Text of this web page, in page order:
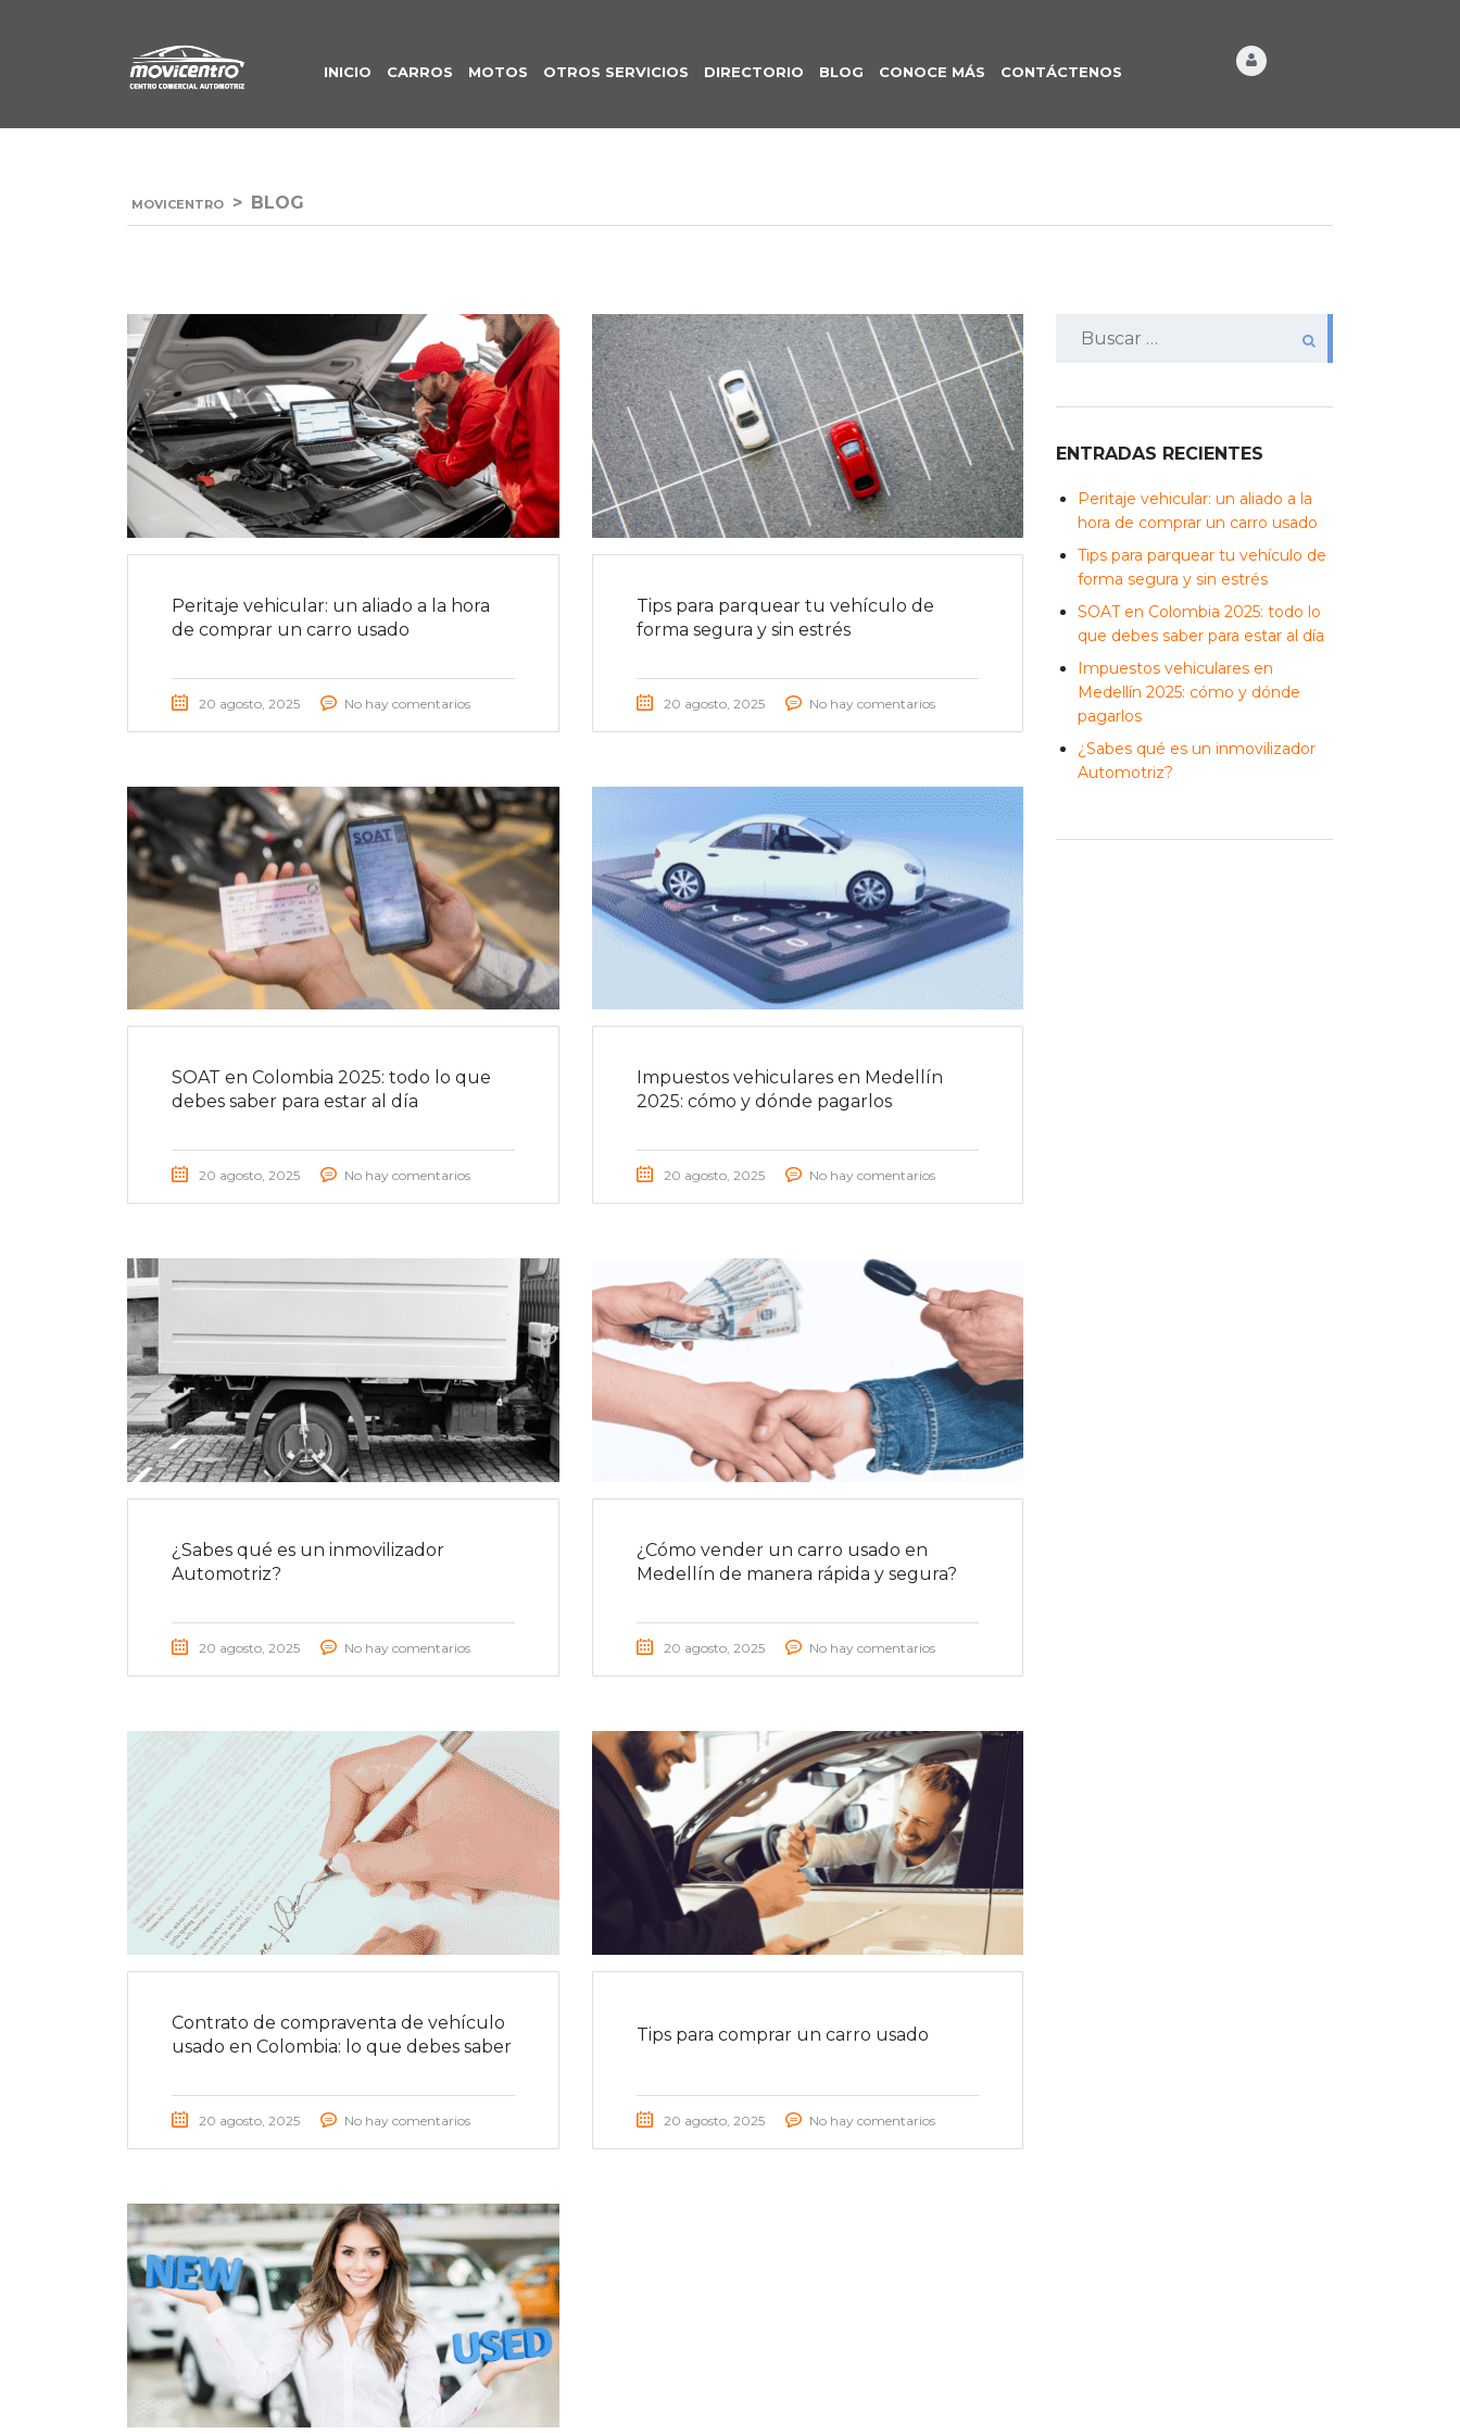
INICIO CARROS MOTOS OTROS SERVICIOS DIRECTORIO BLOG CONOCE MÁS CONTÁCTENOS
MOVICENTRO > BLOG
Peritaje vehicular: un aliado a la hora
de comprar un carro usado
20 agosto, 2025 No hay comentarios
Tips para parquear tu vehículo de
forma segura y sin estrés
20 agosto, 2025 No hay comentarios
SOAT en Colombia 2025: todo lo que
debes saber para estar al día
20 agosto, 2025 No hay comentarios
Impuestos vehiculares en Medellín
2025: cómo y dónde pagarlos
20 agosto, 2025 No hay comentarios
¿Sabes qué es un inmovilizador
Automotriz?
20 agosto, 2025 No hay comentarios
¿Cómo vender un carro usado en
Medellín de manera rápida y segura?
20 agosto, 2025 No hay comentarios
Contrato de compraventa de vehículo
usado en Colombia: lo que debes saber
20 agosto, 2025 No hay comentarios
Tips para comprar un carro usado
20 agosto, 2025 No hay comentarios
ENTRADAS RECIENTES
Peritaje vehicular: un aliado a la
hora de comprar un carro usado
Tips para parquear tu vehículo de
forma segura y sin estrés
SOAT en Colombia 2025: todo lo
que debes saber para estar al día
Impuestos vehiculares en
Medellín 2025: cómo y dónde
pagarlos
¿Sabes qué es un inmovilizador
Automotriz?